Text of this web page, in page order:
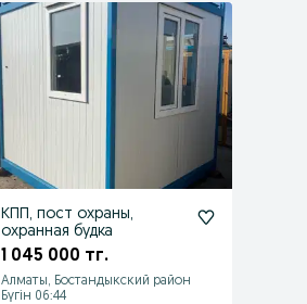
КПП, пост охраны,
охранная будка
1 045 000 тг.
Алматы, Бостандыкский район
Бүгін 06:44